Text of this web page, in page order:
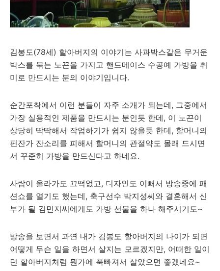
김봉도(78세) 할아버지의 이야기는 사과박스같은 무거운
박스를 묶는 노끈을 가지고 핸드메이스 수공예 가방을 취
미로 만드시는 분의 이야기입니다.
순간포착에서 이런 분들이 자주 소개가 되는데, 그중에서
가장 실용적인 제품을 만드시는 분인듯 한데, 이 노끈이
상당히 딱딱해서 작업하기가 쉽지 않을듯 한데, 할머니의
핀잔가 잔소리를 피해서 할머니의 관절약도 몰래 드시면
서 꾸준히 가방을 만드신다고 하네요.
사람이 올라가도 끄떡없고, 디자인도 이뻐서 방송중에 패
션쇼를 열기도 했는데, 축구선수 박지성씨와 결혼해서 신
부가 될 김민지씨에게도 가방 선물을 하나 해주시기도~
방송을 보면서 과연 내가 김봉도 할아버지의 나이가 되면
어떻게 무슨 일을 하면서 살지는 모르겠지만, 어떠한 일이
던 할아버지처럼 뭔가에 푹빠져서 살았으면 좋겠네요~